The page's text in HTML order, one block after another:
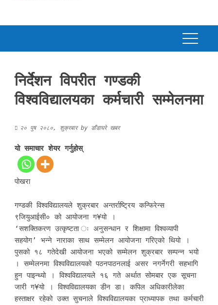
निर्देशन विपरीत गण्डकी
विश्वविद्यालयका कर्मचारी सम्मेलनमा
२० पुष २०८०, शुक्रबारby डाँडाघरे खबर
यो समाचार शेयर गर्नुहोस्
पोखरा
गण्डकी विश्वविद्यालयले शुक्रबार अन्तर्राष्ट्रिय कन्फिरेन्स
९जियुआईसी० को आयोजना ग¥यो ।
‘सशक्तिकरण उत्कृष्टता ः अनुसन्धान र शिक्षामा विश्वव्यापी
सहयोग’ भन्ने नाराका साथ सम्मेलन आयोजना गरिएको थियो ।
पुसको १८ गतेदेखी आयोजना भएको सम्मेलन शुक्रबार सम्पन्न भयो
। सम्मेलनमा विश्वविद्यालयको पठनपाठनलाई असर नगर्नेगरी सहभागि
हुन पाइन्थ्यो । विश्वविद्यालयले १६ गते अर्थात सोमबार एक सूचना
जारी ग¥यो । विश्वविद्यालयका डीन डा। कपिल अधिकारीलेका
हस्ताक्षर रहेको उक्त सुचनाले विश्वविद्यालयका प्राध्यापक तथा कर्मचारी